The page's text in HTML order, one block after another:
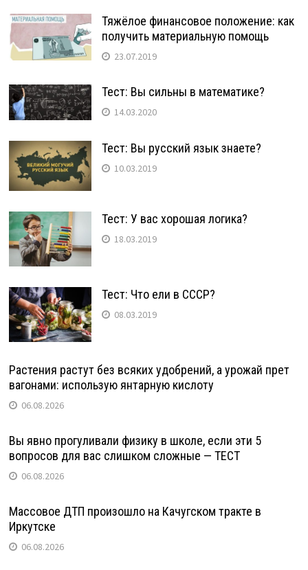
Тяжёлое финансовое положение: как
получить материальную помощь
23.07.2019
Тест: Вы сильны в математике?
14.03.2020
Тест: Вы русский язык знаете?
10.03.2019
Тест: У вас хорошая логика?
18.03.2019
Тест: Что ели в СССР?
08.03.2019
Растения растут без всяких удобрений, а урожай прет
вагонами: использую янтарную кислоту
06.08.2026
Вы явно прогуливали физику в школе, если эти 5
вопросов для вас слишком сложные — ТЕСТ
06.08.2026
Массовое ДТП произошло на Качугском тракте в
Иркутске
06.08.2026